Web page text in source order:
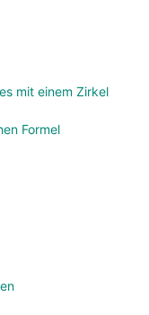
mit einem Zirkel
Formel